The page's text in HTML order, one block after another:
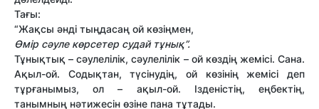
Тағы:
“Жақсы әнді тыңдасаң ой көзіңмен,
Өмір сәуле көрсетер судай тұнық”.
Тұнықтық – сәулелілік, сәулелілік – ой көздің жемісі. Сана.
Ақыл-ой. Содықтан, түсінудің, ой көзінің жемісі деп
тұрғанымыз, ол – ақыл-ой. Ізденістің, еңбектің,
танымның нәтижесін өзіне пана тұтады.